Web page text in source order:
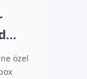
özel